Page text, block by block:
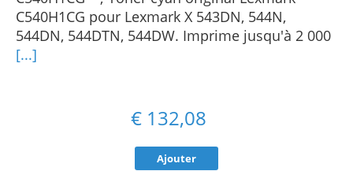
C540H1CG pour Lexmark X 543DN, 544N,
544DN, 544DTN, 544DW. Imprime jusqu'à 2 000
[...]
€ 132,08
Ajouter